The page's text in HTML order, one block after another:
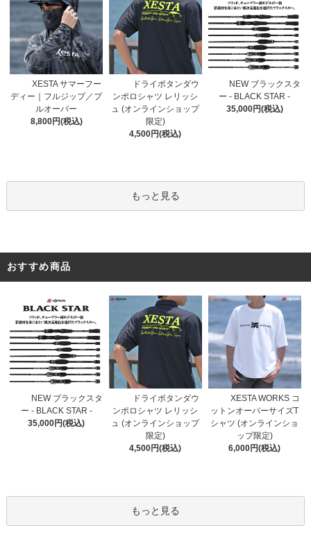
XESTA サマーフー
ディー｜フルジップ／プ
ルオーバー
8,800円(税込)
ドライボタンダウ
ンポロシャツ レリッシ
ュ (オンラインショップ
限定)
4,500円(税込)
NEW ブラックスタ
ー - BLACK STAR -
35,000円(税込)
もっと見る
おすすめ商品
NEW ブラックスタ
ー - BLACK STAR -
35,000円(税込)
ドライボタンダウ
ンポロシャツ レリッシ
ュ (オンラインショップ
限定)
4,500円(税込)
XESTA WORKS コ
ットンオーバーサイズT
シャツ (オンラインショ
ップ限定)
6,000円(税込)
もっと見る